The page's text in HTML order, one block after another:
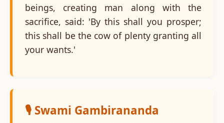
beings, creating man along with the
sacrifice, said: 'By this shall you prosper;
this shall be the cow of plenty granting all
your wants.'
🎙️ Swami Gambirananda